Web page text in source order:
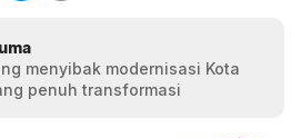
menyibak modernisasi Kota
penuh transformasi